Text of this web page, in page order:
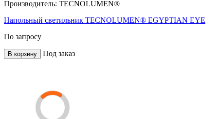
Производитель: TECNOLUMEN®
Напольный светильник TECNOLUMEN® EGYPTIAN EYE
По запросу
В корзину Под заказ